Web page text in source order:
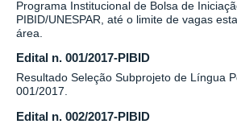
Programa Institucional de Bolsa de
PIBID/UNESPAR, até o limite de vagas
área.
Edital n. 001/2017-PIBID
Resultado Seleção Subprojeto de Língua
001/2017.
Edital n. 002/2017-PIBID